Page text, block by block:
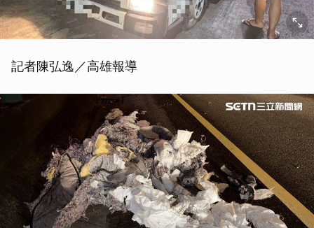
記者陳弘逸／高雄報導